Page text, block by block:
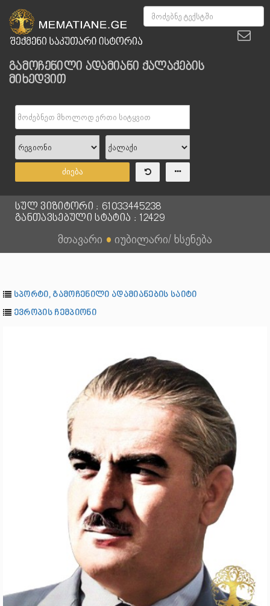
გამოჩენილი ადამიანი ქალაქების
მიხედვით
ძიება
სულ ვიზიტორი : 61033445238
განთავსებული სტატია : 12429
მთავარი ● იუბილარი/ ხსენება
სპორტი, გამოჩენილი ადამიანების საიტი
ევროპის ჩემპიონი